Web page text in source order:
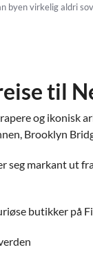
byen virkelig aldri
til
og ikonisk
Brooklyn
seg markant ut
butikker på